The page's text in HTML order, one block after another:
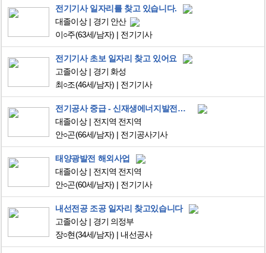
전기기사 일자리를 찾고 있습니다.
대졸이상
경기 안산
이○주(63세/남자) 전기기사
전기기사 초보 일자리 찾고 있어요
고졸이상
경기 화성
최○조(46세/남자) 전기기사
전기공사 중급 - 신재생에너지발전기사, 정보처리기사, 품질,공정관리기사, 환경기능사 입니다.
대졸이상
전지역 전지역
안○곤(66세/남자) 전기공사기사
태양광발전 해외사업
대졸이상
전지역 전지역
안○곤(60세/남자) 전기기사
내선전공 조공 일자리 찾고있습니다
고졸이상
경기 의정부
장○현(34세/남자) 내선공사